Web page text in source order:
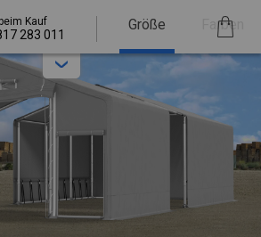
Kauf
283 011
Größe Farben